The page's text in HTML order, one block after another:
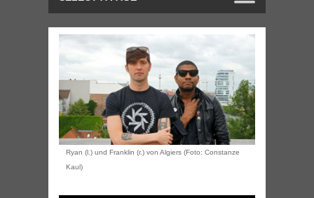
Ryan (l.) und Franklin (r.) von Algiers (Foto: Constanze
Kaul)